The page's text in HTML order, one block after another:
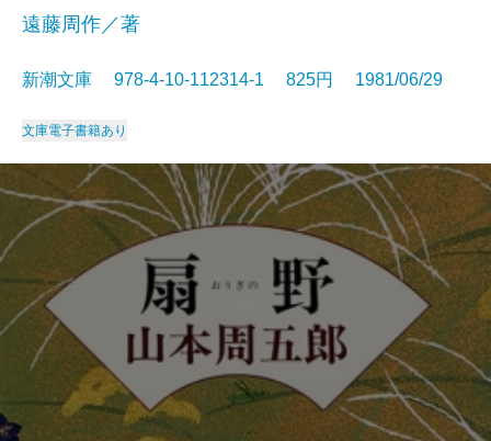
遠藤周作／著
新潮文庫 978-4-10-112314-1 825円 1981/06/29
文庫電子書籍あり